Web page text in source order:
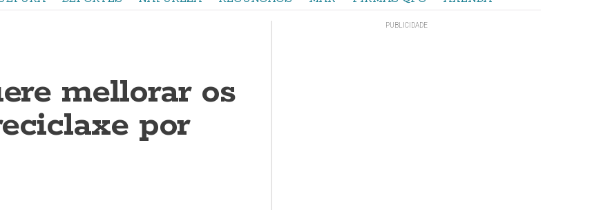
mellorar os
por